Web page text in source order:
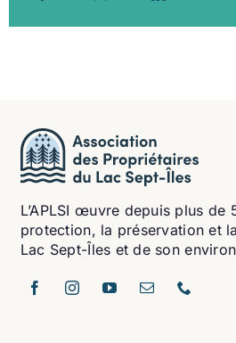
L’APLSI œuvre depuis plus de
protection, la préservation et
Lac Sept-Îles et de son